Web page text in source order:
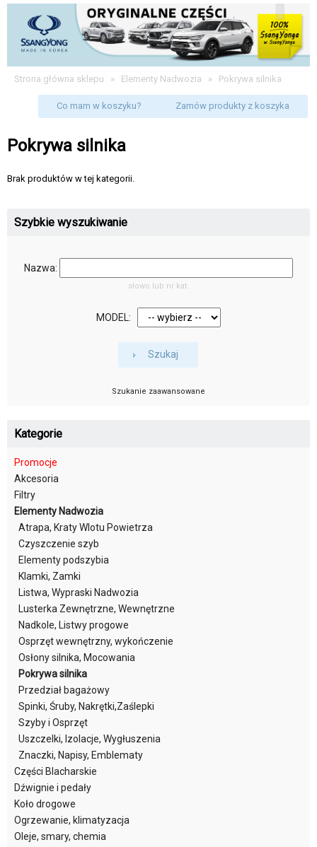
Strona główna sklepu » Elementy Nadwozia » Pokrywa silnika
Co mam w koszyku? Zamów produkty z koszyka
Pokrywa silnika
Brak produktów w tej kategorii.
Szybkie wyszukiwanie
Nazwa:
słowo lub nr kat.
MODEL:
Szukaj
Szukanie zaawansowane
Kategorie
Promocje
Akcesoria
Filtry
Elementy Nadwozia
Atrapa, Kraty Wlotu Powietrza
Czyszczenie szyb
Elementy podszybia
Klamki, Zamki
Listwa, Wypraski Nadwozia
Lusterka Zewnętrzne, Wewnętrzne
Nadkole, Listwy progowe
Osprzęt wewnętrzny, wykończenie
Osłony silnika, Mocowania
Pokrywa silnika
Przedział bagażowy
Spinki, Śruby, Nakrętki,Zaślepki
Szyby i Osprzęt
Uszczelki, Izolacje, Wygłuszenia
Znaczki, Napisy, Emblematy
Części Blacharskie
Dźwignie i pedały
Koło drogowe
Ogrzewanie, klimatyzacja
Oleje, smary, chemia